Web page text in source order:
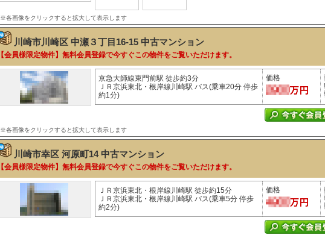
※各画像をクリックすると拡大して表示します
川崎市川崎区 中瀬３丁目16-15 中古マンション
【会員様限定物件】無料会員登録で今すぐこの物件をご覧いただけます。
京急大師線東門前駅 徒歩約3分
ＪＲ京浜東北・根岸線川崎駅 バス(乗車20分 停歩
約1分)
価格
※各画像をクリックすると拡大して表示します
川崎市幸区 河原町14 中古マンション
【会員様限定物件】無料会員登録で今すぐこの物件をご覧いただけます。
ＪＲ京浜東北・根岸線川崎駅 徒歩約15分
ＪＲ京浜東北・根岸線川崎駅 バス(乗車5分 停歩
約2分)
価格